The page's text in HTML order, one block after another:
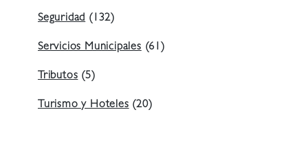
Seguridad(132)
Servicios Municipales(61)
Tributos(5)
Turismo y Hoteles(20)